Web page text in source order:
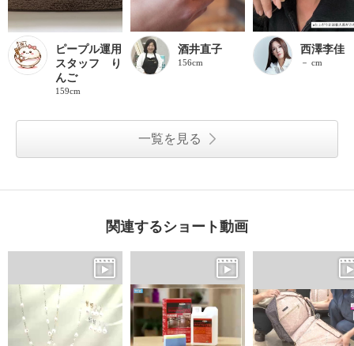
ピープル運用
スタッフ り
んご
159cm
酒井直子
156cm
西澤李佳
－ cm
一覧を見る
関連するショート動画